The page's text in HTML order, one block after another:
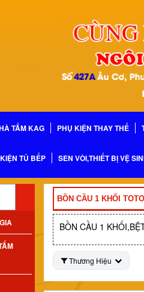
TẮM KAG PHỤ KIỆN THAY THẾ
TỦ BẾP SEN VÒI,THIẾT BỊ VỆ
BỒN CẦU 1 KHỐI
BỒN CẦU 1
Thương Hiệu